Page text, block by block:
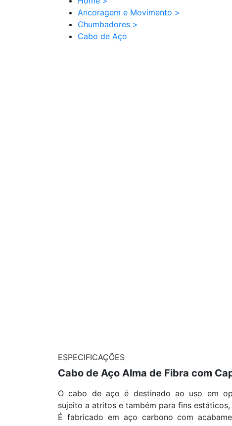
Ancoragem e Movimento >
Chumbadores >
Cabo de Aço
ESPECIFICAÇÕES
Cabo de Aço Alma de Fibra com
O cabo de aço é destinado ao uso em
sujeito a atritos e também para fins
É fabricado em aço carbono com